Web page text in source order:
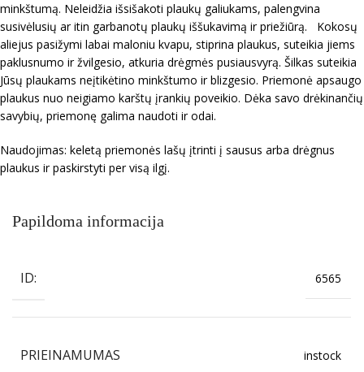
minkštumą. Neleidžia išsišakoti plaukų galiukams, palengvina
susivėlusių ar itin garbanotų plaukų iššukavimą ir priežiūrą. Kokosų
aliejus pasižymi labai maloniu kvapu, stiprina plaukus, suteikia jiems
paklusnumo ir žvilgesio, atkuria drėgmės pusiausvyrą. Šilkas suteikia
Jūsų plaukams neįtikėtino minkštumo ir blizgesio. Priemonė apsaugo
plaukus nuo neigiamo karštų įrankių poveikio. Dėka savo drėkinančių
savybių, priemonę galima naudoti ir odai.
Naudojimas: keletą priemonės lašų įtrinti į sausus arba drėgnus
plaukus ir paskirstyti per visą ilgį.
Papildoma informacija
ID: 6565
PRIEINAMUMAS instock